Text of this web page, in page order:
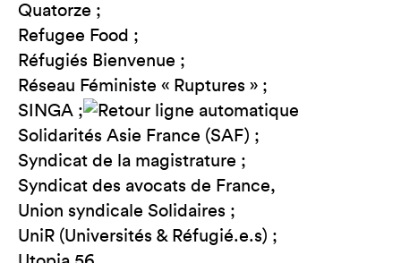
Quatorze ;
Refugee Food ;
Réfugiés Bienvenue ;
Réseau Féministe « Ruptures » ;
SINGA ;
Solidarités Asie France (SAF) ;
Syndicat de la magistrature ;
Syndicat des avocats de France,
Union syndicale Solidaires ;
UniR (Universités & Réfugié.e.s) ;